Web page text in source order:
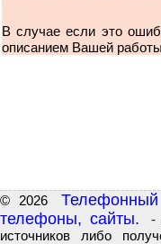
В случае если это
описанием Вашей
© 2026
телефоны, сайты.
-
источников либо